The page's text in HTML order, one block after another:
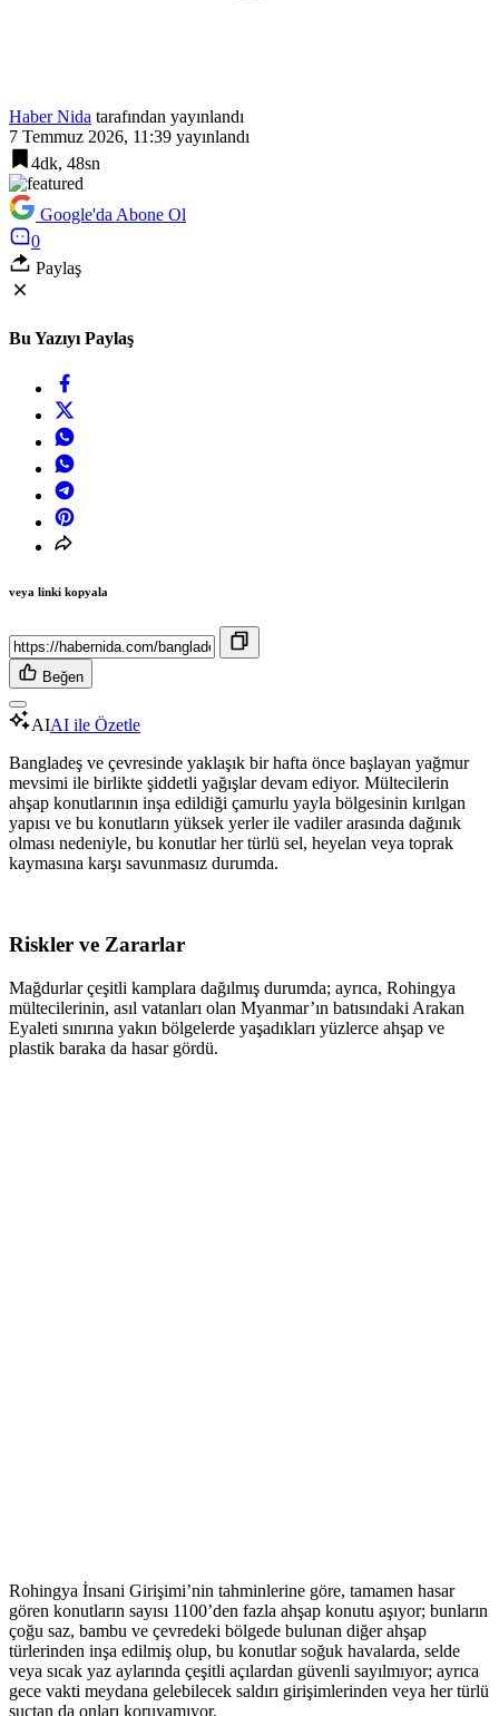
Haber Nida tarafından yayınlandı
7 Temmuz 2026, 11:39 yayınlandı
4dk, 48sn
Google'da Abone Ol
0
Paylaş
Bu Yazıyı Paylaş
veya linki kopyala
Beğen
AIAI ile Özetle
Bangladeş ve çevresinde yaklaşık bir hafta önce başlayan yağmur
mevsimi ile birlikte şiddetli yağışlar devam ediyor. Mültecilerin
ahşap konutlarının inşa edildiği çamurlu yayla bölgesinin kırılgan
yapısı ve bu konutların yüksek yerler ile vadiler arasında dağınık
olması nedeniyle, bu konutlar her türlü sel, heyelan veya toprak
kaymasına karşı savunmasız durumda.
Riskler ve Zararlar
Mağdurlar çeşitli kamplara dağılmış durumda; ayrıca, Rohingya
mültecilerinin, asıl vatanları olan Myanmar’ın batısındaki Arakan
Eyaleti sınırına yakın bölgelerde yaşadıkları yüzlerce ahşap ve
plastik baraka da hasar gördü.
Rohingya İnsani Girişimi’nin tahminlerine göre, tamamen hasar
gören konutların sayısı 1100’den fazla ahşap konutu aşıyor; bunların
çoğu saz, bambu ve çevredeki bölgede bulunan diğer ahşap
türlerinden inşa edilmiş olup, bu konutlar soğuk havalarda, selde
veya sıcak yaz aylarında çeşitli açılardan güvenli sayılmıyor; ayrıca
gece vakti meydana gelebilecek saldırı girişimlerinden veya her türlü
suçtan da onları koruyamıyor.